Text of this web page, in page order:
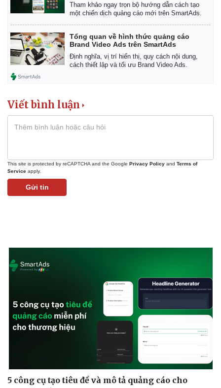
Bất động sản
Khởi nghiệp
Thị trường
Giá vàng
Tiêu dùng
Tham khảo ngay trọn bộ hướng dẫn cách tạo
một chiến dịch quảng cáo mới trên SmartAds.
Tổng quan về hình thức quảng cáo
Brand Video Ads trên SmartAds
Định nghĩa, vị trí hiển thị, quy cách nội dung,
cách thiết lập và tối ưu Brand Video Ads.
Viết bình luận
This site is protected by reCAPTCHA and the Google Privacy Policy and Terms of
Service apply.
Gửi tin
5 công cụ tạo tiêu đề và mô tả quảng cáo cho